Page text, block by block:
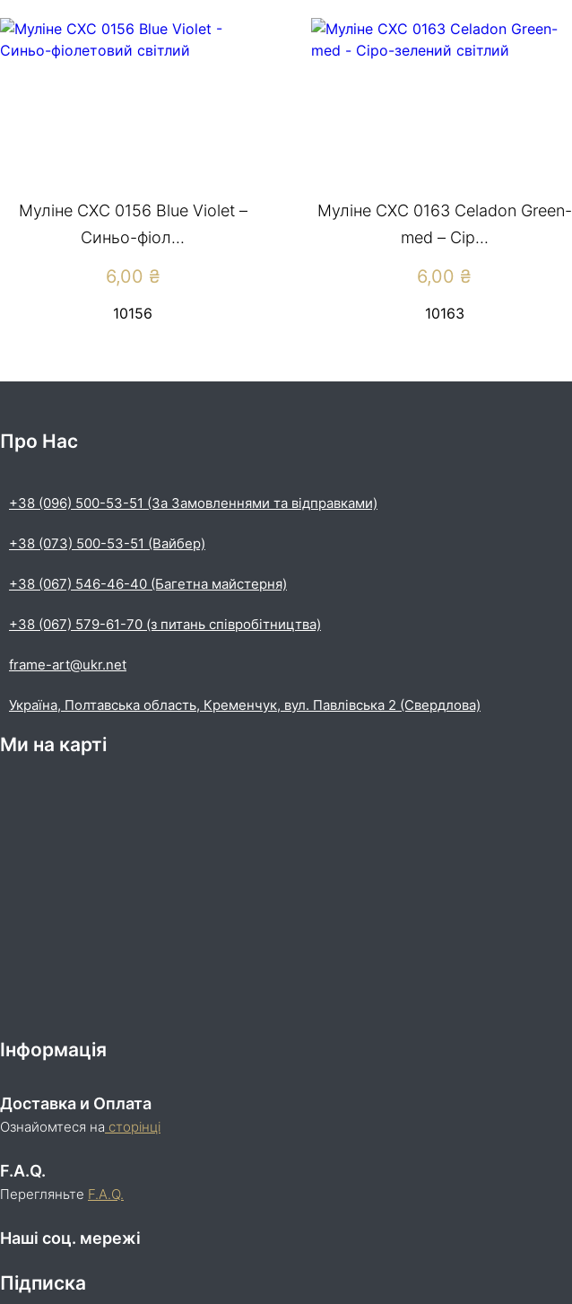
Муліне СХС 0156 Blue Violet –
Cиньо-фіол...
6,00 ₴
10156
Муліне СХС 0163 Celadon Green-
med – Сір...
6,00 ₴
10163
Про Нас
+38 (096) 500-53-51 (За Замовленнями та відправками)
+38 (073) 500-53-51 (Вайбер)
+38 (067) 546-46-40 (Багетна майстерня)
+38 (067) 579-61-70 (з питань співробітництва)
frame-art@ukr.net
Україна, Полтавська область, Кременчук, вул. Павлівська 2 (Свердлова)
Ми на карті
Інформація
Доставка и Оплата
Ознайомтеся на сторінці
F.A.Q.
Перегляньте F.A.Q.
Наші соц. мережі
Підписка